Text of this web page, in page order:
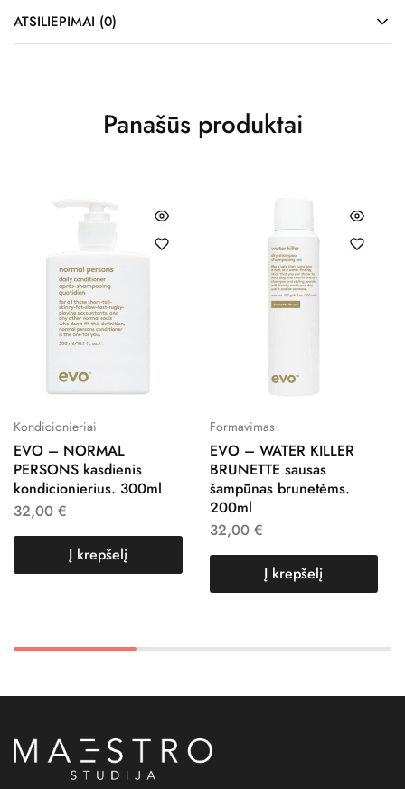
ATSILIEPIMAI (0)
Panašūs produktai
Kondicionieriai
EVO – NORMAL
PERSONS kasdienis
kondicionierius. 300ml
32,00 €
Į krepšelį
Formavimas
EVO – WATER KILLER
BRUNETTE sausas
šampūnas brunetėms.
200ml
32,00 €
Į krepšelį